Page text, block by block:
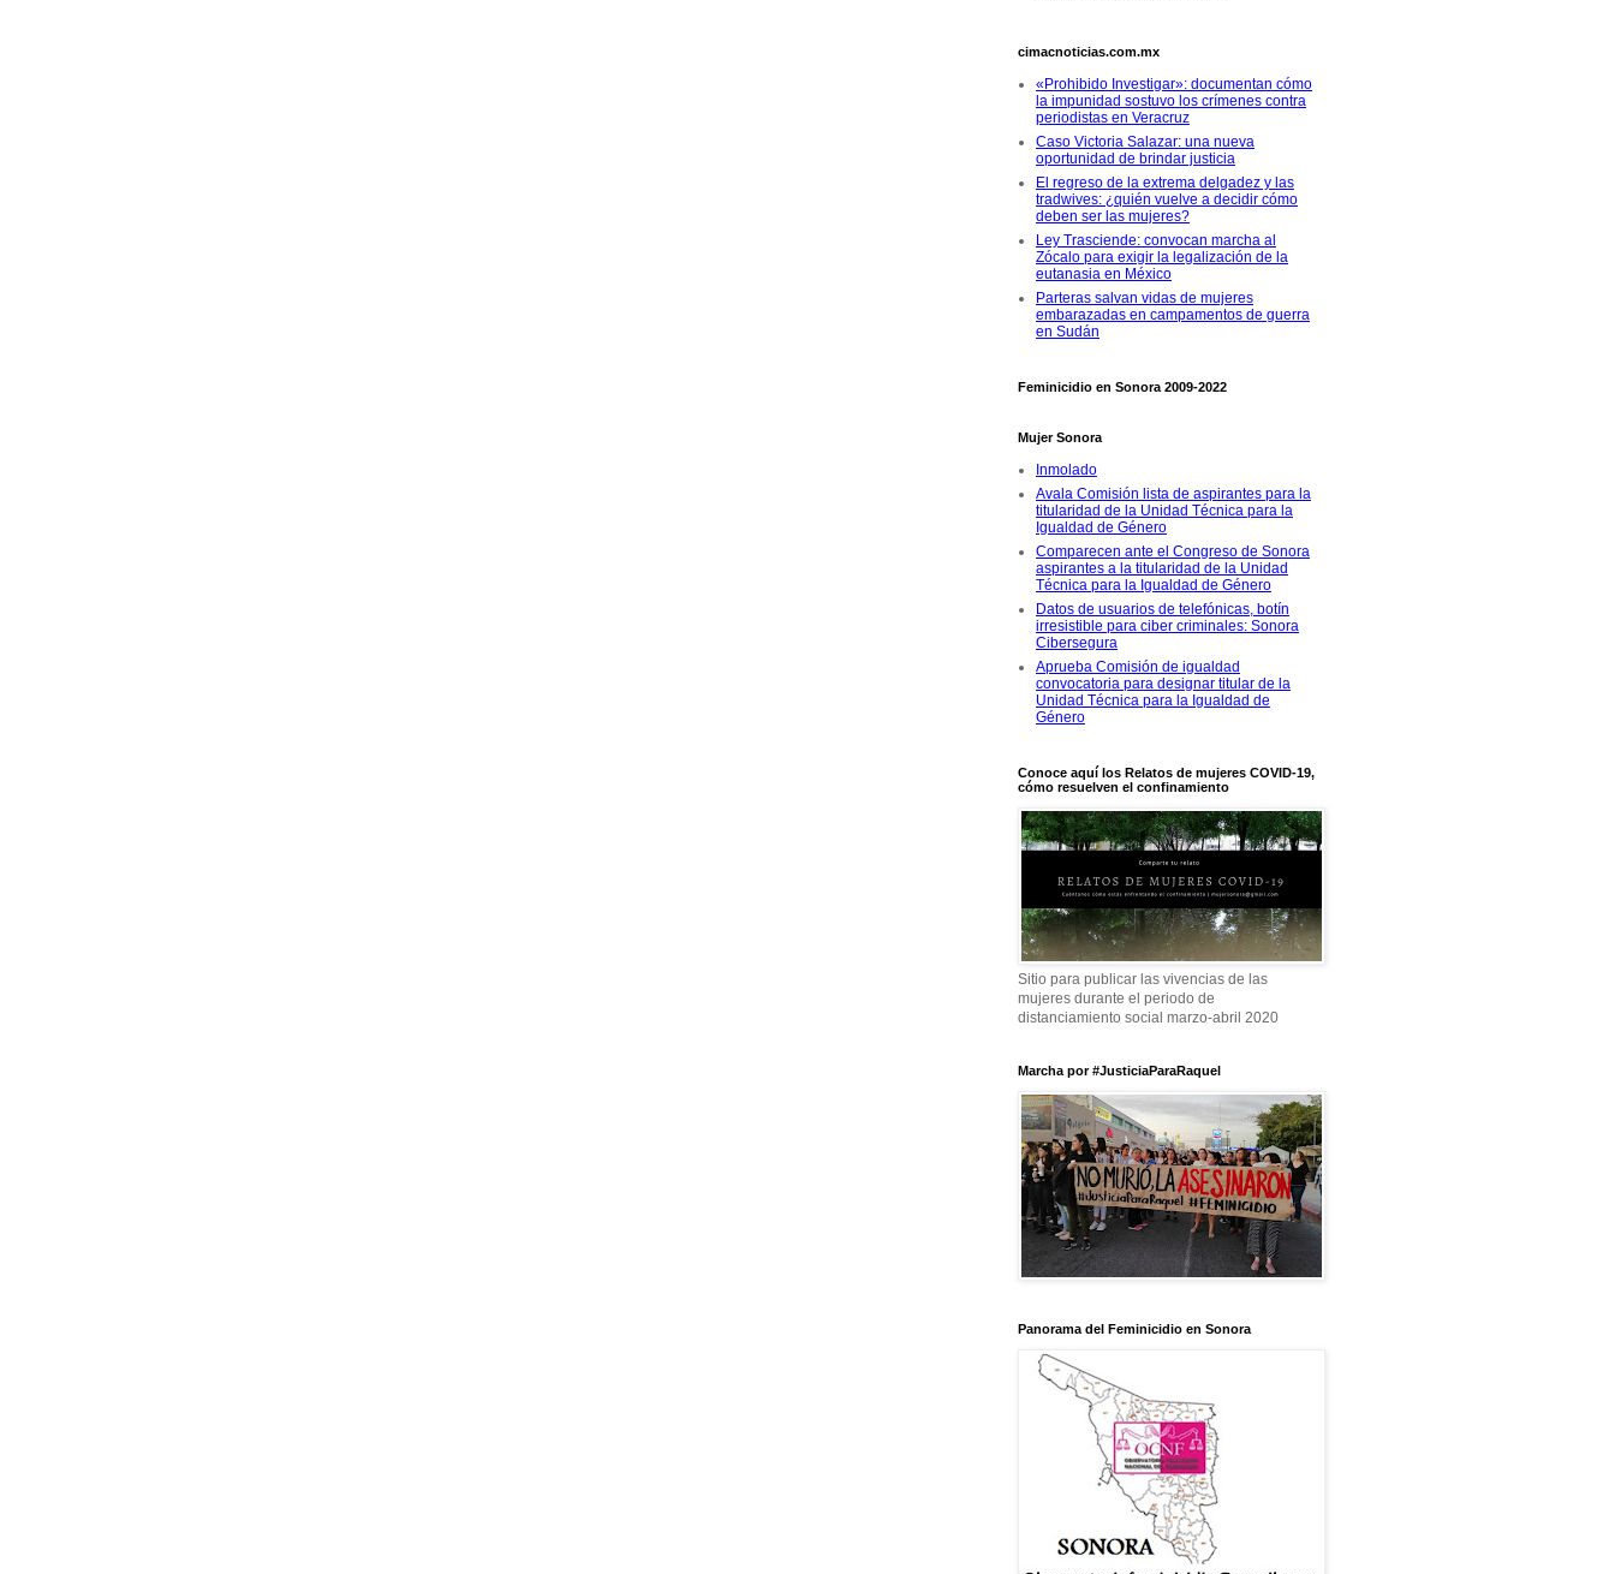
cimacnoticias.com.mx
«Prohibido Investigar»: documentan cómo
la impunidad sostuvo los crímenes contra
periodistas en Veracruz
Caso Victoria Salazar: una nueva
oportunidad de brindar justicia
El regreso de la extrema delgadez y las
tradwives: ¿quién vuelve a decidir cómo
deben ser las mujeres?
Ley Trasciende: convocan marcha al
Zócalo para exigir la legalización de la
eutanasia en México
Parteras salvan vidas de mujeres
embarazadas en campamentos de guerra
en Sudán
Feminicidio en Sonora 2009-2022
Mujer Sonora
Inmolado
Avala Comisión lista de aspirantes para la
titularidad de la Unidad Técnica para la
Igualdad de Género
Comparecen ante el Congreso de Sonora
aspirantes a la titularidad de la Unidad
Técnica para la Igualdad de Género
Datos de usuarios de telefónicas, botín
irresistible para ciber criminales: Sonora
Cibersegura
Aprueba Comisión de igualdad
convocatoria para designar titular de la
Unidad Técnica para la Igualdad de
Género
Conoce aquí los Relatos de mujeres COVID-19,
cómo resuelven el confinamiento
Sitio para publicar las vivencias de las
mujeres durante el periodo de
distanciamiento social marzo-abril 2020
Marcha por #JusticiaParaRaquel
Panorama del Feminicidio en Sonora